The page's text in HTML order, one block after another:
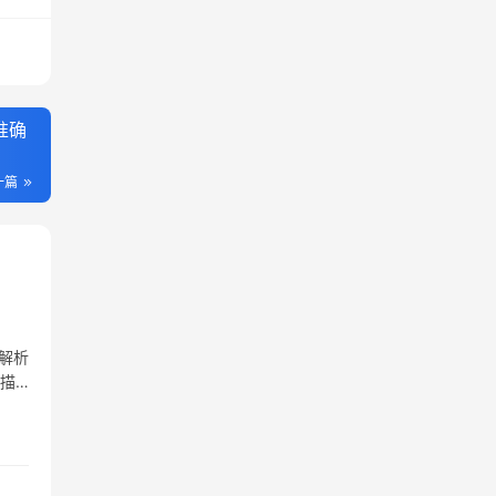
确
篇
析